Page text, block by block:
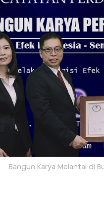
Bangun Karya Melantai di